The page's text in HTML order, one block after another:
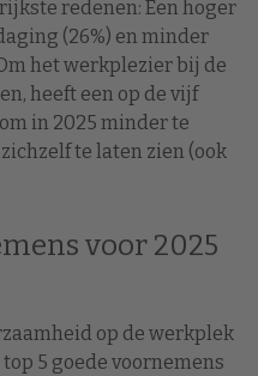
redenen: Een hoger
(26%) en minder
het werkplezier bij de
heeft een op de vijf
in 2025 minder te
te laten zien (ook
voor 2025
op de werkplek
5 goede voornemens